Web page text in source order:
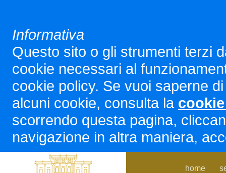
Informativa
Questo sito o gli strumenti terzi
cookie necessari al
cookie policy. Se vuoi saperne
alcuni cookie, consulta la
scorrendo questa pagina,
navigazione in altra maniera,
home